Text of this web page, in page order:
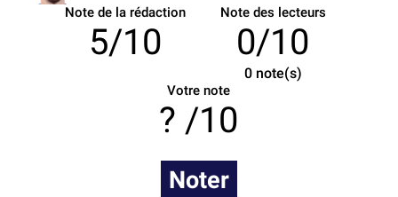
Note de la rédaction
5/10
Note des lecteurs
0/10
0note(s)
Votre note
/10
Noter